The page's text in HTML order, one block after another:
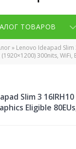
ТОВАРОВ
» Lenovo Ideapad Slim
(1920×1200) 300nits,
Slim 3
Eligible